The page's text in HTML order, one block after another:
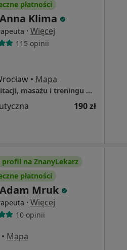
płatności
Klima
· Więcej
115 opinii
• Mapa
RehaFit - centrum rehabilitacji, masażu i treningu personalnego
190 zł
profil na ZnanyLekarz
płatności
Mruk
· Więcej
10 opinii
• Mapa